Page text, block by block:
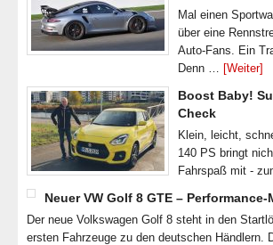
Mal einen
über eine
Auto-Fans. Ein
Denn … [Weiter]
Boost Baby!
Check
Klein, leicht,
140 PS bringt
Fahrspaß mit -
Neuer VW Golf 8 GTE –
Der neue Volkswagen Golf 8 steht in den
ersten Fahrzeuge zu den deutschen Händlern.